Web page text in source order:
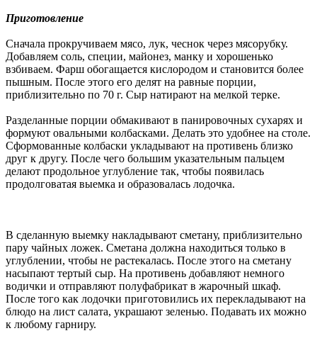
Приготовление
Сначала прокручиваем мясо, лук, чеснок через мясорубку.
Добавляем соль, специи, майонез, манку и хорошенько
взбиваем. Фарш обогащается кислородом и становится более
пышным. После этого его делят на равные порции,
приблизительно по 70 г. Сыр натирают на мелкой терке.
Разделанные порции обмакивают в панировочных сухарях и
формуют овальными колбасками. Делать это удобнее на столе.
Сформованные колбаски укладывают на противень близко
друг к другу. После чего большим указательным пальцем
делают продольное углубление так, чтобы появилась
продолговатая выемка и образовалась лодочка.
В сделанную выемку накладывают сметану, приблизительно
пару чайных ложек. Сметана должна находиться только в
углублении, чтобы не растекалась. После этого на сметану
насыпают тертый сыр. На противень добавляют немного
водички и отправляют полуфабрикат в жарочный шкаф.
После того как лодочки приготовились их перекладывают на
блюдо на лист салата, украшают зеленью. Подавать их можно
к любому гарниру.